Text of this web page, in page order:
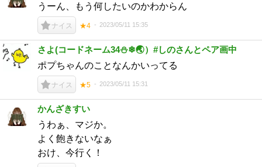
うーん、もう何したいのかわからん
ナイス ★4 2023/05/11 15:35
さよ(コードネーム34⛄❄🌏）#しのさんとペア画中
ポプちゃんのことなんかいってる
ナイス ★5 2023/05/11 15:31
かんざきすい
うわぁ、マジか。
よく飽きないなぁ
おけ、今行く！